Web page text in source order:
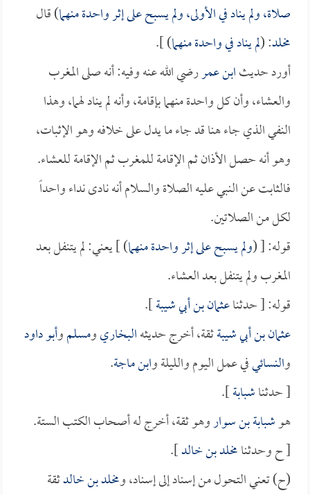
صلاة، ولم يناد في الأولى، ولم يسبح على إثر واحدة منهما) قال
مخلد: (لم يناد في واحدة منهما) ].
أورد حديثابن عمررضي الله عنه وفيه: أنه صلى المغرب
والعشاء، وأن كل واحدة منهما بإقامة، وأنه لم يناد لهما، وهذا
النفي الذي جاء هنا قد جاء ما يدل على خلافه وهو الإثبات،
وهو أنه حصل الأذان ثم الإقامة للمغرب ثم الإقامة للعشاء.
فالثابت عن النبي عليه الصلاة والسلام أنه نادى نداء واحداً
لكل من الصلاتين.
قوله: [ (ولم يسبح على إثر واحدة منهما) ] يعني: لم يتنفل بعد
المغرب ولم يتنفل بعد العشاء.
قوله: [ حدثناعثمان بن أبي شيبة].
عثمان بن أبي شيبةثقة، أخرج حديثهالبخاريومسلموأبو داود
والنسائيفي عمل اليوم والليلة وابن ماجة.
[ حدثناشبابة].
هوشبابة بن سواروهو ثقة، أخرج له أصحاب الكتب الستة.
[ ح وحدثنامخلد بن خالد].
(ح) تعني التحول من إسناد إلى إسناد، ومخلد بن خالدثقة